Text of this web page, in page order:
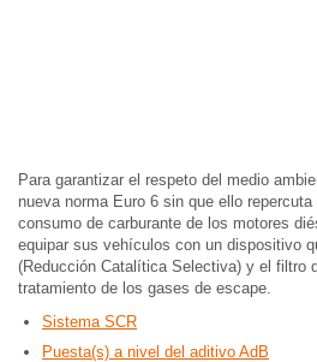
Para garantizar el respeto del medio
nueva norma Euro 6 sin que ello
consumo de carburante de los motores
equipar sus vehículos con un dispositivo
(Reducción Catalítica Selectiva) y el filtro
tratamiento de los gases de escape.
Sistema SCR
Puesta(s) a nivel del aditivo AdB